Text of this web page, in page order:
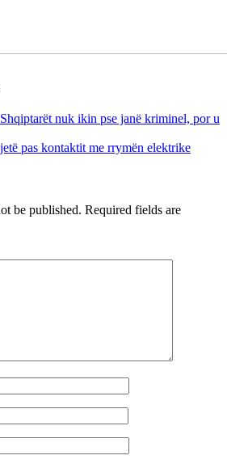
nuk ikin pse janë kriminel, por u
pas kontaktit me rrymën elektrike
be published. Required fields are